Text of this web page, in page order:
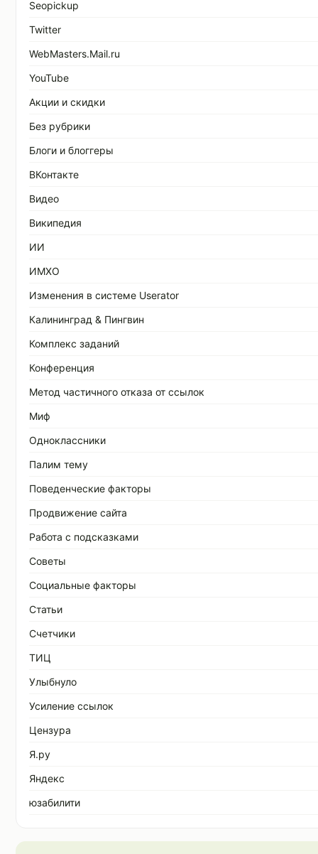
Seopickup
Twitter
WebMasters.Mail.ru
YouTube
Акции и скидки
Без рубрики
Блоги и блоггеры
ВКонтакте
Видео
Википедия
ИИ
ИМХО
Изменения в системе Userator
Калининград & Пингвин
Комплекс заданий
Конференция
Метод частичного отказа от ссылок
Миф
Одноклассники
Палим тему
Поведенческие факторы
Продвижение сайта
Работа с подсказками
Советы
Социальные факторы
Статьи
Счетчики
ТИЦ
Улыбнуло
Усиление ссылок
Цензура
Я.ру
Яндекс
юзабилити